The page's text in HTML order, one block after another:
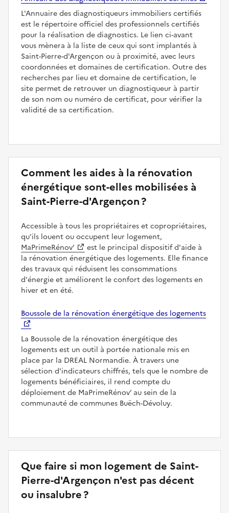
L'Annuaire des diagnostiqueurs immobiliers certifiés
est le répertoire officiel des professionnels certifiés
pour la réalisation de diagnostics. Le lien ci-avant
vous mènera à la liste de ceux qui sont implantés à
Saint-Pierre-d'Argençon ou à proximité, avec leurs
coordonnées et domaines de certification. Outre des
recherches par lieu et domaine de certification, le
site permet de retrouver un diagnostiqueur à partir
de son nom ou numéro de certificat, pour vérifier la
validité de sa certification.
Comment les aides à la rénovation
énergétique sont-elles mobilisées à
Saint-Pierre-d'Argençon ?
Accessible à tous les propriétaires et copropriétaires,
qu'ils louent ou occupent leur logement,
MaPrimeRénov’
est le principal dispositif d'aide à
la rénovation énergétique des logements. Elle finance
des travaux qui réduisent les consommations
d'énergie et améliorent le confort des logements en
hiver et en été.
Boussole de la rénovation énergétique des logements
La Boussole de la rénovation énergétique des
logements est un outil à portée nationale mis en
place par la DREAL Normandie. À travers une
sélection d'indicateurs chiffrés, tels que le nombre de
logements bénéficiaires, il rend compte du
déploiement de MaPrimeRénov’ au sein de la
communauté de communes Buëch-Dévoluy.
Que faire si mon logement de Saint-
Pierre-d'Argençon n'est pas décent
ou insalubre ?